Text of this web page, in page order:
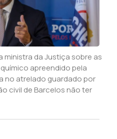
ministra da Justiça sobre as
apreendido pela
no atrelado guardado por
civil de Barcelos não ter